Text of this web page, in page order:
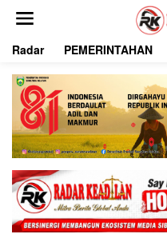
Radar PEMERINTAHAN